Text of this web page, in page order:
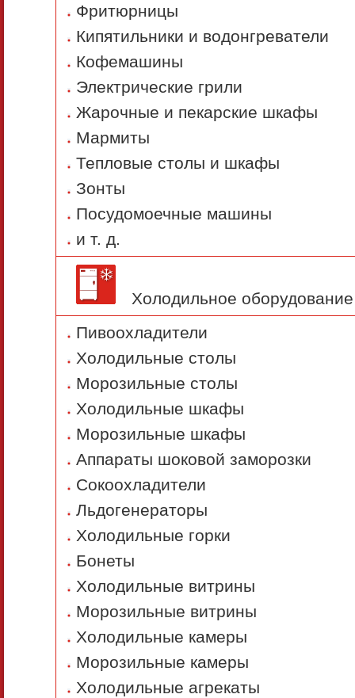
Фритюрницы
Кипятильники и водонгреватели
Кофемашины
Электрические грили
Жарочные и пекарские шкафы
Мармиты
Тепловые столы и шкафы
Зонты
Посудомоечные машины
и т. д.
Холодильное оборудование
Пивоохладители
Холодильные столы
Морозильные столы
Холодильные шкафы
Морозильные шкафы
Аппараты шоковой заморозки
Сокоохладители
Льдогенераторы
Холодильные горки
Бонеты
Холодильные витрины
Морозильные витрины
Холодильные камеры
Морозильные камеры
Холодильные агрекаты